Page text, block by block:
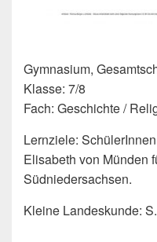
Gymnasium,
Klasse: 7/8
Fach: Geschichte /
Lernziele:
Elisabeth von Münden
Südniedersachsen.
Kleine Landeskunde: